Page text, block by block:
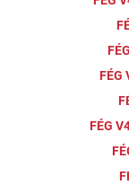
FÉG
FÉG